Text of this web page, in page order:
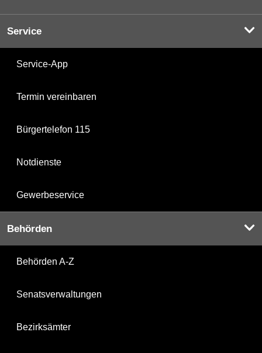
Service
Service-App
Termin vereinbaren
Bürgertelefon 115
Notdienste
Gewerbeservice
Behörden
Behörden A-Z
Senatsverwaltungen
Bezirksämter